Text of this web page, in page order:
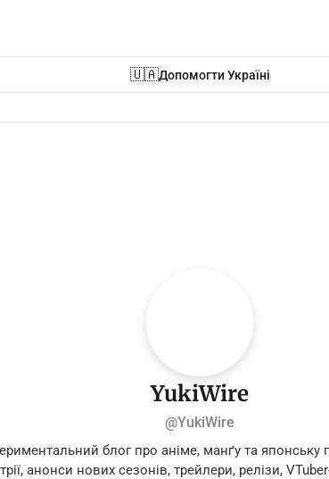
🇺🇦Допомогти Україні
YukiWire
@YukiWire
блог про аніме, манґу та японську
анонси нових сезонів, трейлери, релізи,